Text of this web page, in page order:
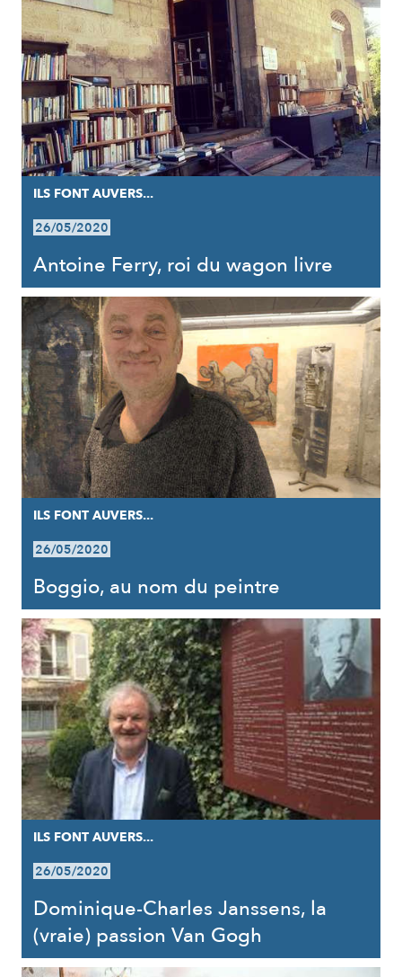
ILS FONT AUVERS...
26/05/2020
Antoine Ferry, roi du wagon livre
ILS FONT AUVERS...
26/05/2020
Boggio, au nom du peintre
ILS FONT AUVERS...
26/05/2020
Dominique-Charles Janssens, la
(vraie) passion Van Gogh